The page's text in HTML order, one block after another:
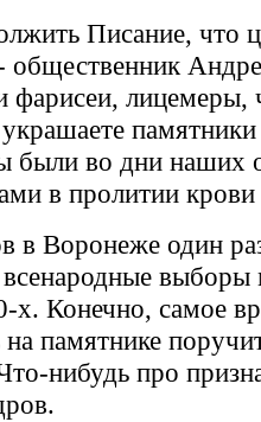
Писание, что
общественник
лицемеры,
памятники
были во дни наших
в пролитии крови
в Воронеже один
выборы
х. Конечно, самое
памятнике
нибудь про